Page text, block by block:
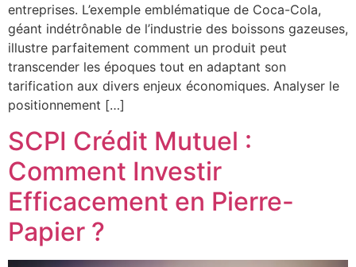
entreprises. L’exemple emblématique de Coca-Cola,
géant indétrônable de l’industrie des boissons gazeuses,
illustre parfaitement comment un produit peut
transcender les époques tout en adaptant son
tarification aux divers enjeux économiques. Analyser le
positionnement […]
SCPI Crédit Mutuel :
Comment Investir
Efficacement en Pierre-
Papier ?